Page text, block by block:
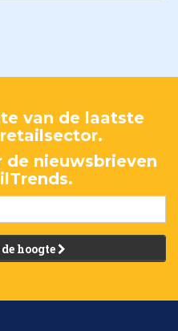
van de laatste
de nieuwsbrieven
hoogte